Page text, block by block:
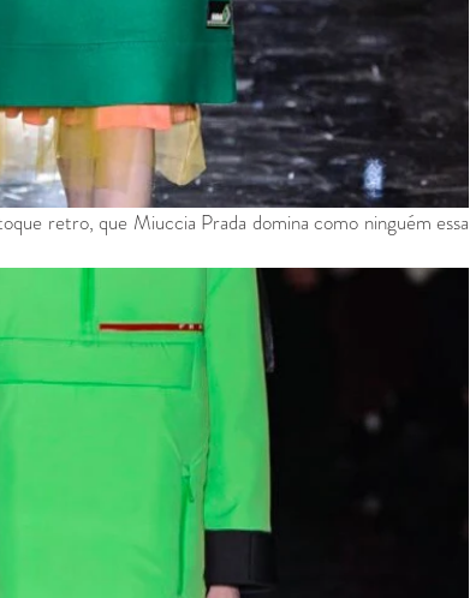
retro, que Miuccia Prada domina como ninguém essa